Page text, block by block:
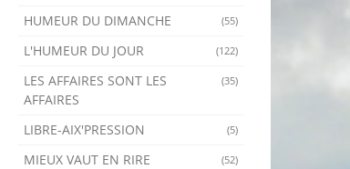
(55)
HUMEUR DU DIMANCHE
(122)
L'HUMEUR DU JOUR
(35)
LES AFFAIRES SONT LES
AFFAIRES
(5)
LIBRE-AIX'PRESSION
(52)
MIEUX VAUT EN RIRE